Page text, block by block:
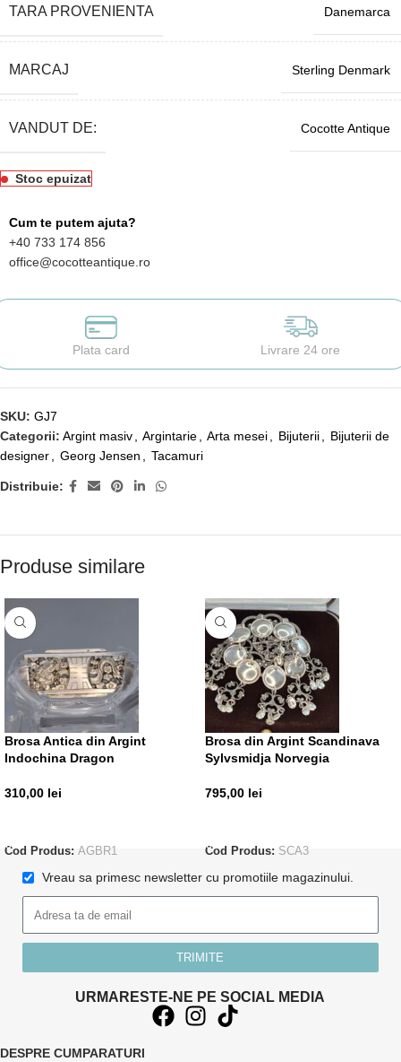
TARA PROVENIENTA Danemarca
MARCAJ Sterling Denmark
VANDUT DE: Cocotte Antique
Stoc epuizat
Cum te putem ajuta?
+40 733 174 856
office@cocotteantique.ro
Plata card Livrare 24 ore
SKU: GJ7
Categorii: Argint masiv Argintarie Arta mesei Bijuterii
Bijuterii de
designer
Georg Jensen Tacamuri
Distribuie:
Produse similare
Brosa Antica din Argint
Indochina Dragon
310,00 lei
Cod Produs: AGBR1
Brosa din Argint Scandinava
Sylvsmidja Norvegia
795,00 lei
Cod Produs: SCA3
Vreau sa primesc newsletter cu promotiile magazinului.
TRIMITE
URMARESTE-NE PE SOCIAL MEDIA
DESPRE CUMPARATURI